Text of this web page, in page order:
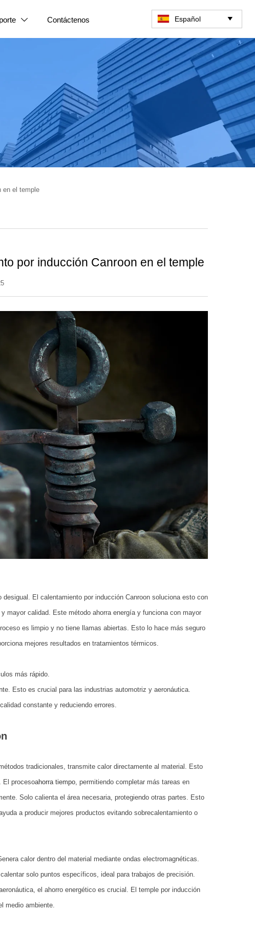
 Contáctenos Español 
en el temple
por inducción Canroon en el temple
El calentamiento por inducción Canroon soluciona esto con
mayor calidad. Este método ahorra energía y funciona con mayor
es limpio y no tiene llamas abiertas. Esto lo hace más seguro
mejores resultados en tratamientos térmicos.
más rápido.
Esto es crucial para las industrias automotriz y aeronáutica.
constante y reduciendo errores.
tradicionales, transmite calor directamente al material. Esto
El procesoahorra tiempo, permitiendo completar más tareas en
Solo calienta el área necesaria, protegiendo otras partes. Esto
a producir mejores productos evitando sobrecalentamiento o
calor dentro del material mediante ondas electromagnéticas.
solo puntos específicos, ideal para trabajos de precisión.
el ahorro energético es crucial. El temple por inducción
medio ambiente.